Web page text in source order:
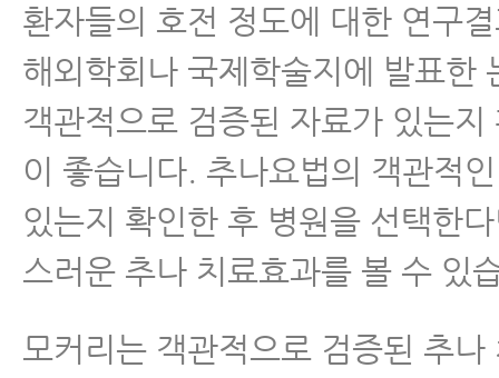
환자들의 호전 정도에 대한 연구
해외학회나 국제학술지에 발표한
객관적으로 검증된 자료가 있는지
이 좋습니다. 추나요법의 객관적
있는지 확인한 후 병원을 선택한
스러운 추나 치료효과를 볼 수 있
모커리는 객관적으로 검증된 추나